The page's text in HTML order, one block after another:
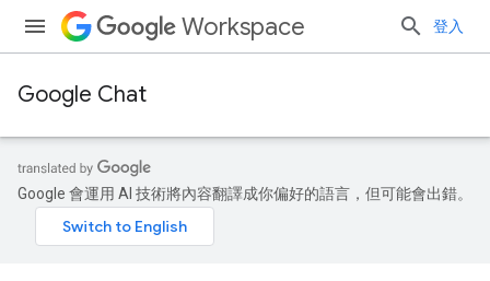
Workspace 登入
Google Chat
Google 會運用 AI 技術將內容翻譯成你偏好的語言，但可能會出錯。